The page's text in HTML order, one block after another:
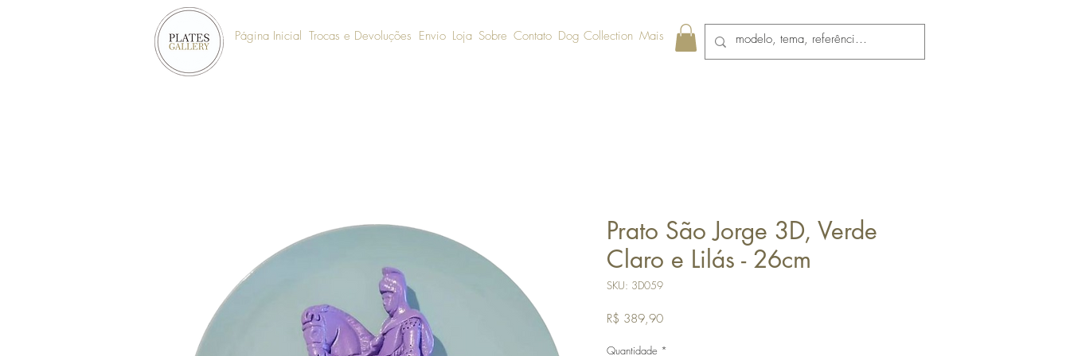
Página Inicial Trocas e Devoluções Envio Loja Sobre Contato Dog Collection Mais
Prato São Jorge 3D, Verde
Claro e Lilás - 26cm
SKU: 3D059
R$ 389,90Preço
Quantidade *